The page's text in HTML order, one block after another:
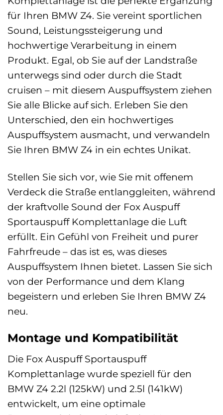
für Ihren BMW Z4. Sie vereint sportlichen
Sound, Leistungssteigerung und
hochwertige Verarbeitung in einem
Produkt. Egal, ob Sie auf der Landstraße
unterwegs sind oder durch die Stadt
cruisen – mit diesem Auspuffsystem ziehen
Sie alle Blicke auf sich. Erleben Sie den
Unterschied, den ein hochwertiges
Auspuffsystem ausmacht, und verwandeln
Sie Ihren BMW Z4 in ein echtes Unikat.
Stellen Sie sich vor, wie Sie mit offenem
Verdeck die Straße entlanggleiten, während
der kraftvolle Sound der Fox Auspuff
Sportauspuff Komplettanlage die Luft
erfüllt. Ein Gefühl von Freiheit und purer
Fahrfreude – das ist es, was dieses
Auspuffsystem Ihnen bietet. Lassen Sie sich
von der Performance und dem Klang
begeistern und erleben Sie Ihren BMW Z4
neu.
Montage und Kompatibilität
Die Fox Auspuff Sportauspuff
Komplettanlage wurde speziell für den
BMW Z4 2.2l (125kW) und 2.5l (141kW)
entwickelt, um eine optimale